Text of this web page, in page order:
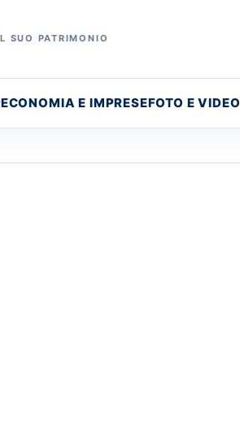
SUO PATRIMONIO
ECONOMIA E IMPRESEFOTO E VIDEO